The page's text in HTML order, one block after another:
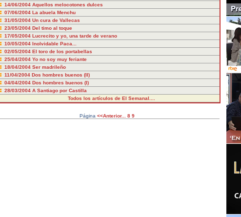
14/06/2004 Aquellos melocotones dulces
07/06/2004 La abuela Menchu
31/05/2004 Un cura de Vallecas
23/05/2004 Del timo al toque
17/05/2004 Lucrecito y yo, una tarde de verano
10/05/2004 Inolvidable Paca...
02/05/2004 El toro de los portabellas
25/04/2004 Yo no soy muy feriante
18/04/2004 Ser madrileño
11/04/2004 Dos hombres buenos (II)
04/04/2004 Dos hombres buenos (I)
28/03/2004 A Santiago por Castilla
Todos los artículos de El Semanal....
Página <<Anterior... 8 9